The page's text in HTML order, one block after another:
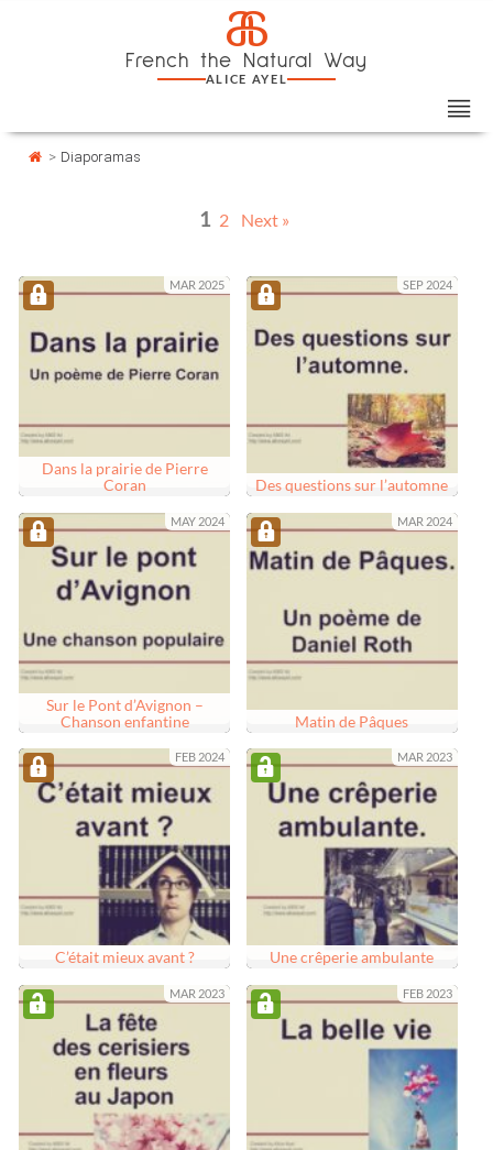
a
French the Natural Way
ALICE AYEL
> Diaporamas
1 2 Next »
MAR 2025
Dans la prairie de Pierre
Coran
SEP 2024
Des questions sur l’automne
MAY 2024
Sur le Pont d’Avignon –
Chanson enfantine
MAR 2024
Matin de Pâques
FEB 2024
C’était mieux avant ?
MAR 2023
Une crêperie ambulante
MAR 2023 FEB 2023